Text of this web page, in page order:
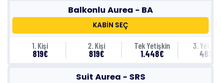
Balkonlu Aurea - BA
KABİN SEÇ
1. Kişi
819€
2. Kişi
819€
Tek Yetişkin
1.448€
3.
469€
Suit Aurea - SRS